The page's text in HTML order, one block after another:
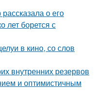
о его
лет борется с
в кино, со слов
внутренних резервов
и оптимистичным